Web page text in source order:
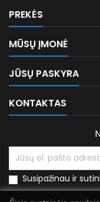
PREKĖS
MŪSŲ ĮMONĖ
JŪSŲ PASKYRA
KONTAKTAS
Susipažinau ir